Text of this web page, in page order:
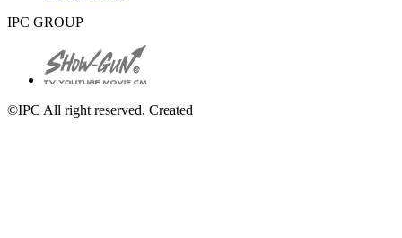
IPC GROUP
©IPC All right reserved. Created